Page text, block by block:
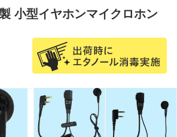
小型イヤホンマイクロホン